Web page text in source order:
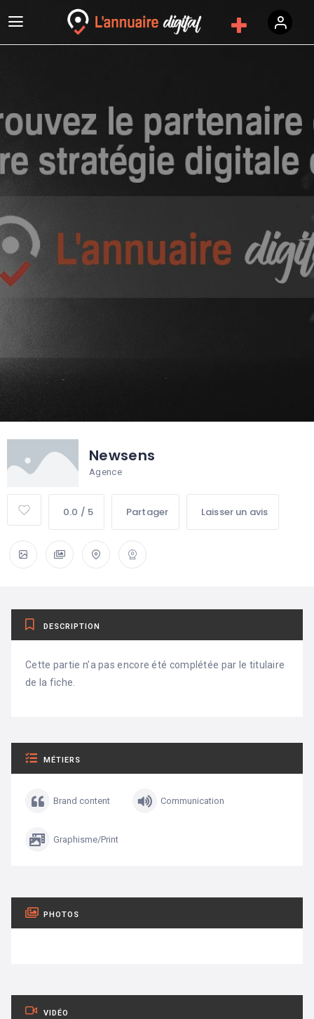
Newsens
Agence
0.0 / 5 Partager Laisser un avis
DESCRIPTION
Cette partie n’a pas encore été complétée par le titulaire
de la fiche.
MÉTIERS
Brand content Communication
Graphisme/Print
PHOTOS
VIDÉO